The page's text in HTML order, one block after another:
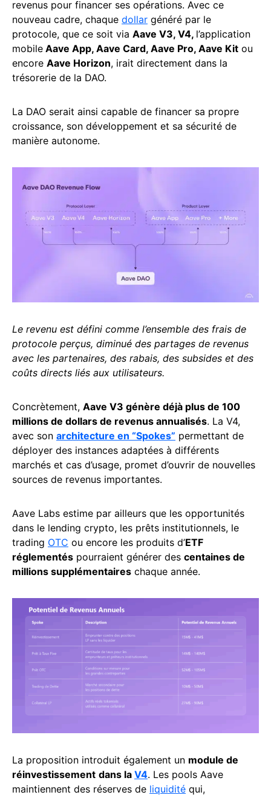
revenus pour financer ses opérations. Avec ce
nouveau cadre, chaque dollar généré par le
protocole, que ce soit via Aave V3, V4, l’application
mobile Aave App, Aave Card, Aave Pro, Aave Kit ou
encore Aave Horizon, irait directement dans la
trésorerie de la DAO.
La DAO serait ainsi capable de financer sa propre
croissance, son développement et sa sécurité de
manière autonome.
Le revenu est défini comme l’ensemble des frais de
protocole perçus, diminué des partages de revenus
avec les partenaires, des rabais, des subsides et des
coûts directs liés aux utilisateurs.
Concrètement, Aave V3 génère déjà plus de 100
millions de dollars de revenus annualisés. La V4,
avec son architecture en “Spokes” permettant de
déployer des instances adaptées à différents
marchés et cas d’usage, promet d’ouvrir de nouvelles
sources de revenus importantes.
Aave Labs estime par ailleurs que les opportunités
dans le lending crypto, les prêts institutionnels, le
trading OTC ou encore les produits d’ETF
réglementés pourraient générer des centaines de
millions supplémentaires chaque année.
La proposition introduit également un module de
réinvestissement dans la V4. Les pools Aave
maintiennent des réserves de liquidité qui,